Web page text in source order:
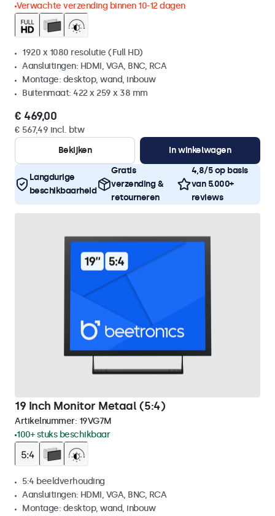
Verwachte verzending binnen 10-12 dagen
1920 x 1080 resolutie (Full HD)
Aansluitingen: HDMI, VGA, BNC, RCA
Montage: desktop, wand, inbouw
Buitenmaat: 422 x 259 x 38 mm
€ 469,00
€ 567,49 incl. btw
Bekijken
In winkelwagen
Langdurige
beschikbaarheid
Gratis
verzending &
retourneren
4,8/5 op basis
van 5.000+
reviews
19 Inch Monitor Metaal (5:4)
Artikelnummer: 19VG7M
100+ stuks beschikbaar
5:4 beeldverhouding
Aansluitingen: HDMI, VGA, BNC, RCA
Montage: desktop, wand, inbouw